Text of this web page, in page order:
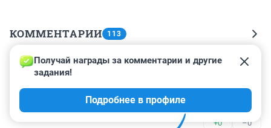
КОММЕНТАРИИ 113
Гость
24 января 2024, 19:19
Мой мейн-кун последнее время блины любит.....
когтями драть, не приучайте мейн-кунов к блинам!
+0 –0
Получай награды за комментарии и другие
задания!
Подробнее в профиле